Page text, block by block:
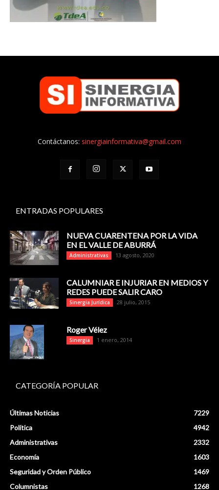
Contáctanos: sinergiainformativa@gmail.com
ENTRADAS POPULARES
NUEVA CUARENTENA POR LA VIDA
EN EL VALLE DE ABURRÁ
Administrativas 13 agosto, 2020
CALUMNIAR E INJURIAR EN MEDIOS Y
REDES PUEDE SALIR CARO
Sinergia Jurídica 28 julio, 2015
Roger Vélez
Sinergia 1 enero, 2014
CATEGORÍA POPULAR
Últimas Noticias
7229
Política
4942
Administrativas
2332
Economía
1603
Seguridad y Orden Público
1469
Columnistas
1268